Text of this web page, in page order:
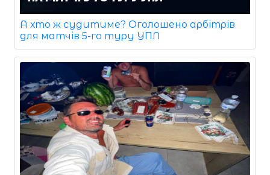
А хто ж судитиме? Оголошено арбітрів
для матчів 5-го туру УПЛ